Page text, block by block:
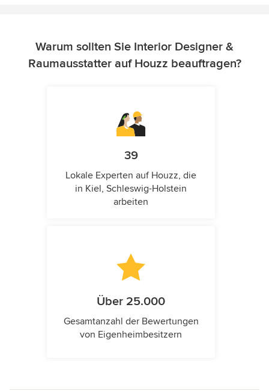
Warum sollten Sie Interior Designer &
Raumausstatter auf Houzz beauftragen?
39
Lokale Experten auf Houzz, die
in Kiel, Schleswig-Holstein
arbeiten
Über 25.000
Gesamtanzahl der Bewertungen
von Eigenheimbesitzern